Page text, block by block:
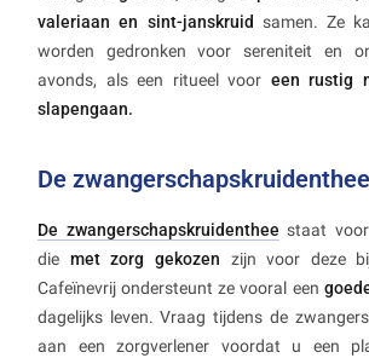
valeriaan en sint-janskruid samen. Ze
worden gedronken voor sereniteit en
avonds, als een ritueel voor een rustig
slapengaan.
De zwangerschapskruidenthee
De zwangerschapskruidenthee staat
die met zorg gekozen zijn voor deze
Cafeïnevrij ondersteunt ze vooral een
dagelijks leven. Vraag tijdens de
aan een zorgverlener voordat u een